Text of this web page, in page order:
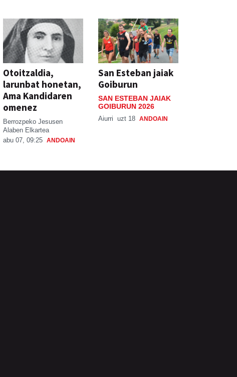
Otoitzaldia,
larunbat honetan,
Ama Kandidaren
omenez
Berrozpeko Jesusen
Alaben Elkartea
abu 07, 09:25 ANDOAIN
San Esteban jaiak
Goiburun
SAN ESTEBAN JAIAK
GOIBURUN 2026
Aiurri uzt 18 ANDOAIN